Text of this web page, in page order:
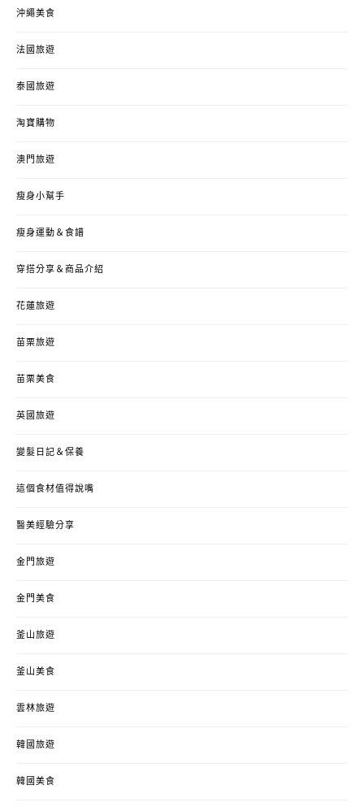
沖繩美食
法國旅遊
泰國旅遊
淘寶購物
澳門旅遊
瘦身小幫手
瘦身運動＆食譜
穿搭分享＆商品介紹
花蓮旅遊
苗栗旅遊
苗栗美食
英國旅遊
變髮日記＆保養
這個食材值得說嘴
醫美經驗分享
金門旅遊
金門美食
釜山旅遊
釜山美食
雲林旅遊
韓國旅遊
韓國美食